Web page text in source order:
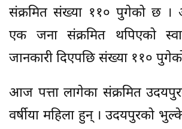
संक्रमित संख्या ११० पुगेको छ
एक जना संक्रमित थपिएको
जानकारी दिएपछि संख्या ११०
आज पत्ता लागेका संक्रमित
वर्षीया महिला हुन् । उदयपुरको